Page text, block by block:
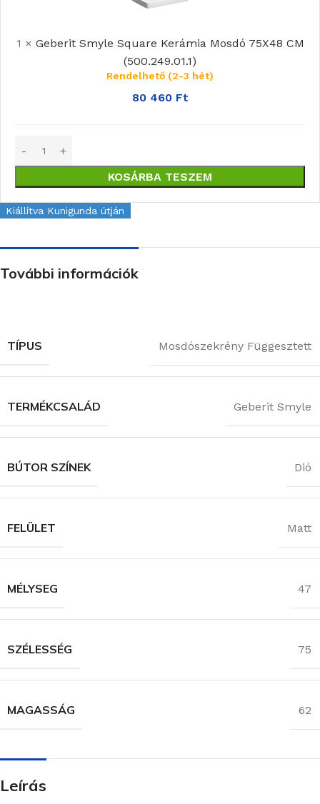
Kerámia
75X48
CM
(500.249.01.1)
1 × Geberit Smyle Square Kerámia Mosdó 75X48 CM
(500.249.01.1)
Rendelhető (2-3 hét)
80 460 Ft
KOSÁRBA TESZEM
Kiállítva Kunigunda útján
További információk
TÍPUS Mosdószekrény Függesztett
TERMÉKCSALÁD Geberit Smyle
BÚTOR SZÍNEK Dió
FELÜLET Matt
MÉLYSEG 47
SZÉLESSÉG 75
MAGASSÁG 62
Leírás